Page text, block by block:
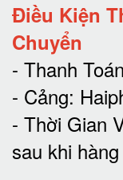
Điều Kiện
Chuyển
- Thanh
- Cảng:
- Thời Gian
sau khi